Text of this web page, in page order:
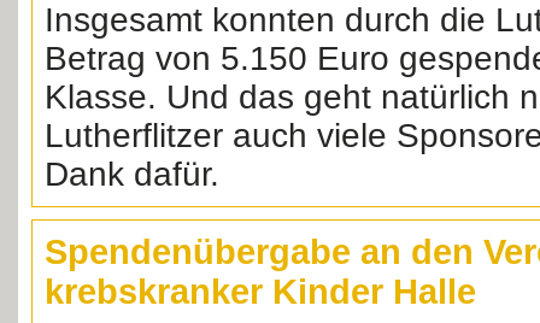
Insgesamt konnten durch die
Betrag von 5.150 Euro
Klasse. Und das geht natürlich
Lutherflitzer auch viele
Dank dafür.
Spendenübergabe an den
krebskranker Kinder Halle